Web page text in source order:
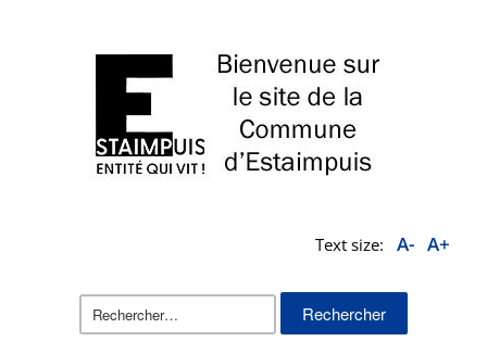
Text size: A- A+
Rechercher :